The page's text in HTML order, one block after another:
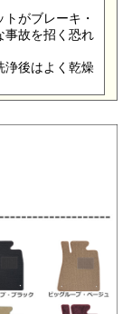
がブレーキ・
事故を招く恐れ
浄後はよく乾燥